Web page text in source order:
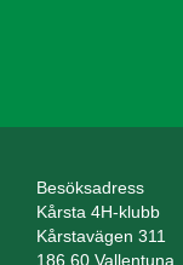
Besöksadress
Kårsta 4H-klubb
Kårstavägen 311
186 60 Vallentuna